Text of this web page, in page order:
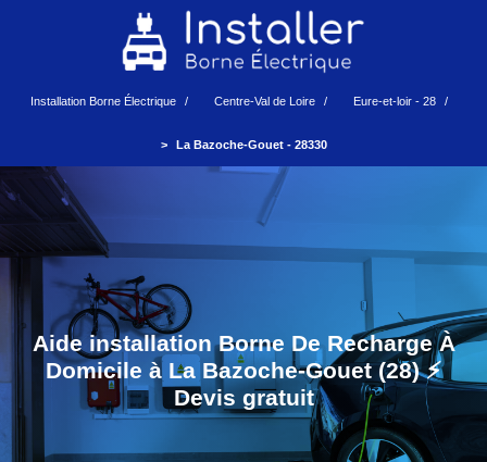
Installation Borne Électrique Centre-Val de Loire Eure-et-loir - 28
La Bazoche-Gouet - 28330
Aide installation Borne De Recharge À
Domicile à La Bazoche-Gouet (28) ⚡️
Devis gratuit